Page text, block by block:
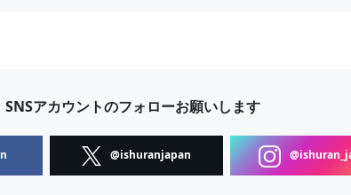
SNSアカウントのフォローお願いします
@ishuranjapan